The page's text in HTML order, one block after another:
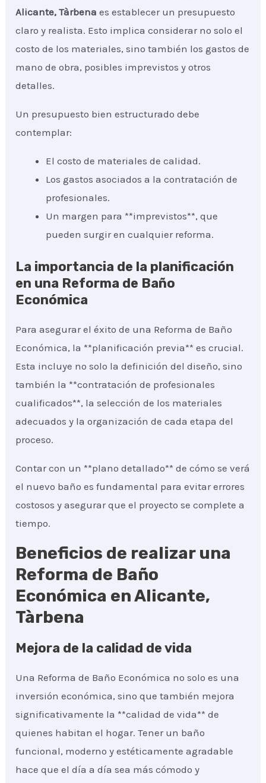
Alicante, Tàrbenaes establecer un presupuesto
claro y realista. Esto implica considerar no solo el
costo de los materiales, sino también los gastos de
mano de obra, posibles imprevistos y otros
detalles.
Un presupuesto bien estructurado debe
contemplar:
El costo de materiales de calidad.
Los gastos asociados a la contratación de
profesionales.
Un margen para **imprevistos**, que
pueden surgir en cualquier reforma.
La importancia de la planificación
en una Reforma de Baño
Económica
Para asegurar el éxito de una Reforma de Baño
Económica, la **planificación previa** es crucial.
Esta incluye no solo la definición del diseño, sino
también la **contratación de profesionales
cualificados**, la selección de los materiales
adecuados y la organización de cada etapa del
proceso.
Contar con un **plano detallado** de cómo se verá
el nuevo baño es fundamental para evitar errores
costosos y asegurar que el proyecto se complete a
tiempo.
Beneficios de realizar una
Reforma de Baño
Económica en Alicante,
Tàrbena
Mejora de la calidad de vida
Una Reforma de Baño Económica no solo es una
inversión económica, sino que también mejora
significativamente la **calidad de vida** de
quienes habitan el hogar. Tener un baño
funcional, moderno y estéticamente agradable
hace que el día a día sea más cómodo y